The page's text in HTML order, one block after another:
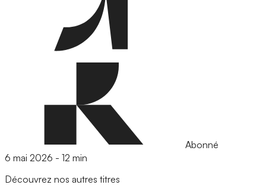
Abonné
6 mai 2026 - 12 min
Découvrez nos autres titres